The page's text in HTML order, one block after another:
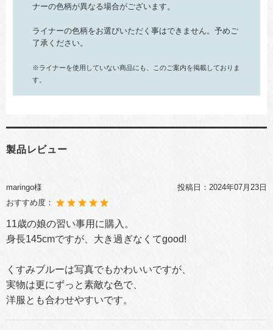
ナーの色柄が異なる場合がございます。
ライナーの色柄をお選びいただく事はできません。予めご
了承ください。
※ライナーを使用していない商品にも、このご案内を掲載しておりま
す。
製品レビュー
maringo様 投稿日： 2024年07月23日
おすすめ度：
11歳の娘の習い事用に購入。
身長145cmですが、大き過ぎなくてgood!
くすみブルーは写真でもかわいいですが、
実物は更にずっと素敵な色で、
洋服とも合わせやすいです。